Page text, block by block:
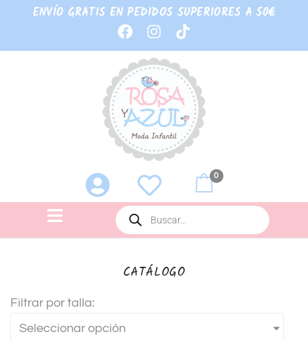
ENVÍO GRATIS EN PEDIDOS SUPERIORES A 50€
0
CATÁLOGO
Filtrar por talla:
Seleccionar opción